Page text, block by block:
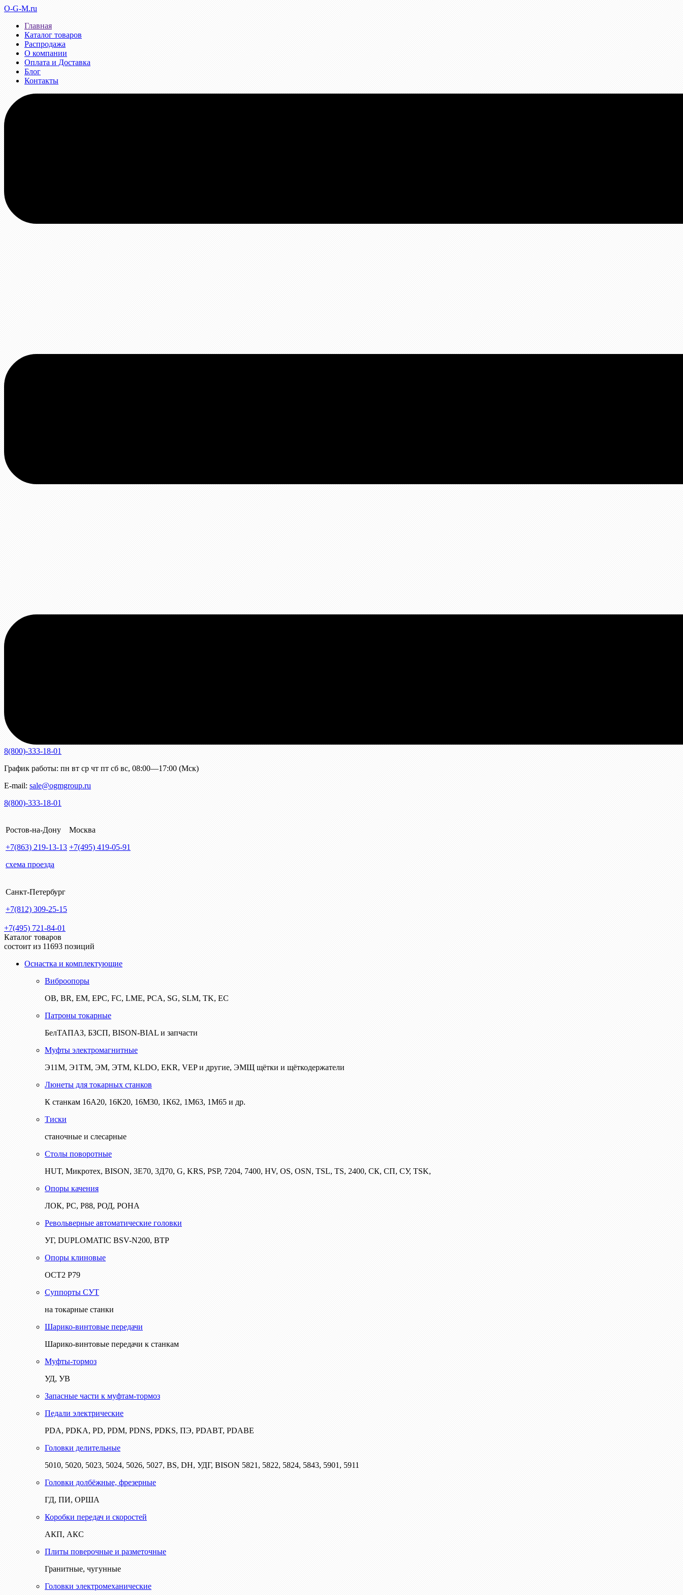
O-G-M.ru
Главная
Каталог товаров
Распродажа
О компании
Оплата и Доставка
Блог
Контакты
8(800)-333-18-01
График работы: пн вт ср чт пт сб вс, 08:00—17:00 (Мск)
E-mail: sale@ogmgroup.ru
8(800)-333-18-01
Ростов-на-Дону
+7(863) 219-13-13
схема проезда
Москва
+7(495) 419-05-91
Санкт-Петербург
+7(812) 309-25-15
+7(495) 721-84-01
Каталог товаров
состоит из 11693 позиций
Оснастка и комплектующие
Виброопоры
ОВ, BR, EM, EPC, FC, LME, PCA, SG, SLM, TK, EC
Патроны токарные
БелТАПАЗ, БЗСП, BISON-BIAL и запчасти
Муфты электромагнитные
Э11М, Э1ТМ, ЭМ, ЭТМ, KLDO, EKR, VEP и другие, ЭМЩ щётки и щёткодержатели
Люнеты для токарных станков
К станкам 16А20, 16К20, 16М30, 1К62, 1М63, 1М65 и др.
Тиски
станочные и слесарные
Столы поворотные
HUT, Микротех, BISON, 3Е70, 3Д70, G, KRS, PSP, 7204, 7400, HV, OS, OSN, TSL, TS, 2400, СК, СП, СУ, TSK,
Опоры качения
ЛОК, РС, Р88, РОД, РОНА
Револьверные автоматические головки
УГ, DUPLOMATIC BSV-N200, ВТР
Опоры клиновые
ОСТ2 Р79
Суппорты СУТ
на токарные станки
Шарико-винтовые передачи
Шарико-винтовые передачи к станкам
Муфты-тормоз
УД, УВ
Запасные части к муфтам-тормоз
Педали электрические
PDA, PDKA, PD, PDM, PDNS, PDKS, ПЭ, PDABT, PDABE
Головки делительные
5010, 5020, 5023, 5024, 5026, 5027, BS, DH, УДГ, BISON 5821, 5822, 5824, 5843, 5901, 5911
Головки долбёжные, фрезерные
ГД, ПИ, ОРША
Коробки передач и скоростей
АКП, АКС
Плиты поверочные и разметочные
Гранитные, чугунные
Головки электромеханические